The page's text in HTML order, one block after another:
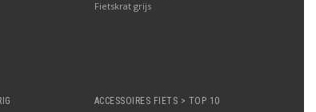
Fietskrat grijs
ACCESSOIRES FIETS > TOP 10